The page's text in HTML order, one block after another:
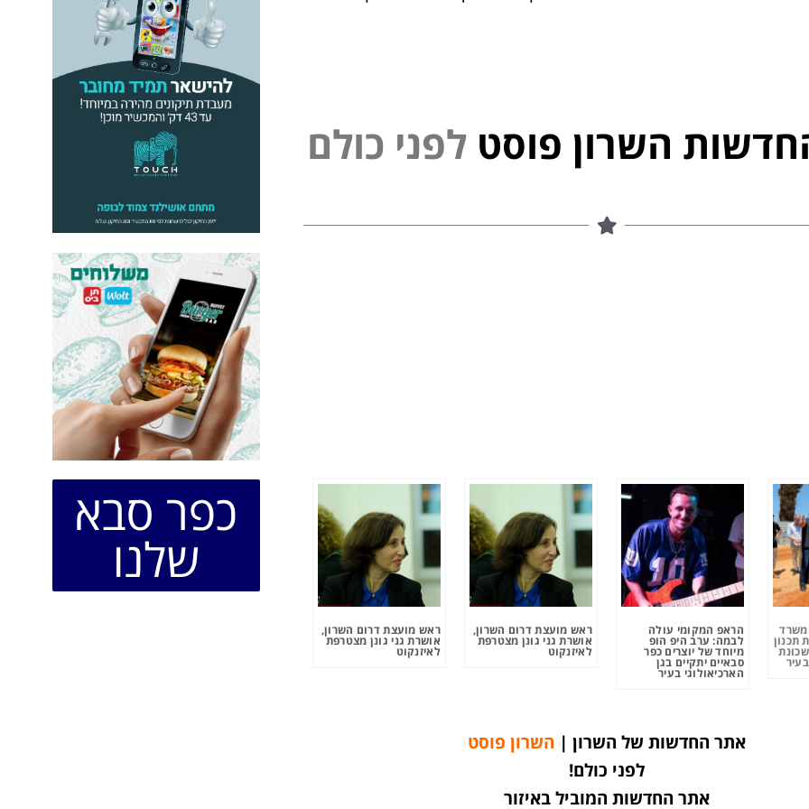
השרון פוסט לפני כולם
תכנון
הראפ המקומי עולה
לבמה: ערב היפ הופ
מיוחד של יוצרים כפר
סבאיים יתקיים בגן
הארכיאולוגי בעיר
ראש מועצת דרום השרון,
אושרת גני גונן מצטרפת
לאיזנקוט
ראש מועצת דרום השרון,
אושרת גני גונן מצטרפת
לאיזנקוט
כפר סבא
שלנו
אתר החדשות של השרון | השרון פוסט
לפני כולם!
אתר החדשות המוביל באיזור